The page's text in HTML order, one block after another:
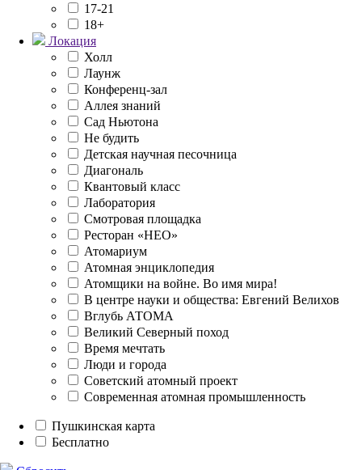
17-21
18+
Локация
Холл
Лаунж
Конференц-зал
Аллея знаний
Сад Ньютона
Не будить
Детская научная песочница
Диагональ
Квантовый класс
Лаборатория
Смотровая площадка
Ресторан «НЕО»
Атомариум
Атомная энциклопедия
Атомщики на войне. Во имя мира!
В центре науки и общества: Евгений Велихов
Вглубь АТОМА
Великий Северный поход
Время мечтать
Люди и города
Советский атомный проект
Современная атомная промышленность
Пушкинская карта
Бесплатно